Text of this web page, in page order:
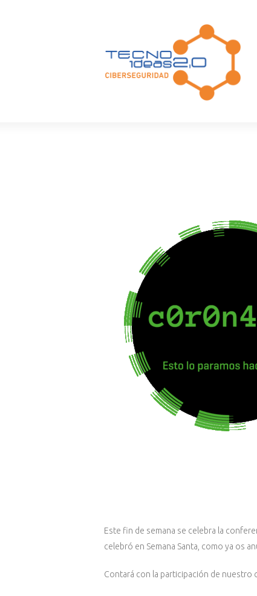
Este fin de semana se celebra la
celebró en Semana Santa, como ya os
Contará con la participación de nuestro